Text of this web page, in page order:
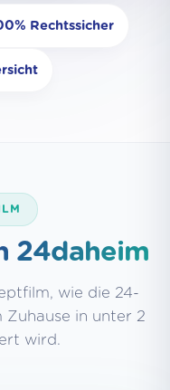
Rechtssicher
24daheim
wie die 24-
Zuhause in unter 2
wird.